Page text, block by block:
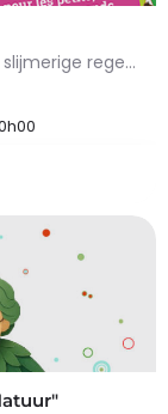
Wat vreselijk, een spin! Jakkes, een grote slijmerige regenworm! En slakken, daar wil ik het al helemaal niet…